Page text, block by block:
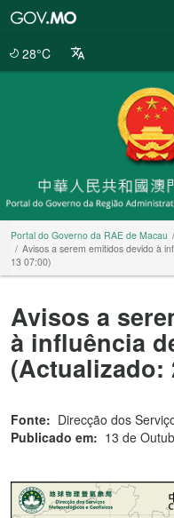
28°C
Portal do Governo da RAE de Macau
Avisos a serem emitidos devido à
13 07:00)
Avisos a
à influência
(Actualizado:
Fonte: Direcção dos
Publicado em: 13 de